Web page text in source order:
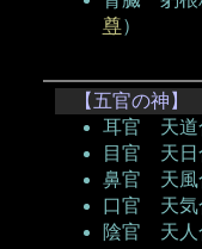
尊）
【五官の神】
耳官 天道
目官 天日
鼻官 天風
口官 天気
陰官 天人